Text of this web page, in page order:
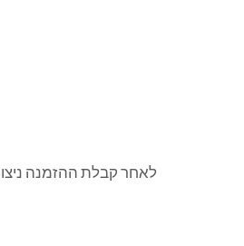
לאחר קבלת ההזמנה